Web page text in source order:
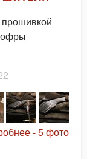
прошивкой
- 5 фото